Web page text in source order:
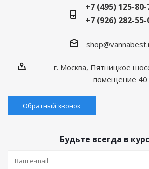
+7 (495) 125-80-
+7 (926) 282-55-
г. Москва, Пятницкое
помещение 40
Обратный звонок
Будьте всегда в